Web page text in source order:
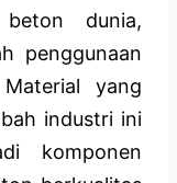
dunia,
penggunaan
yang
industri ini
komponen